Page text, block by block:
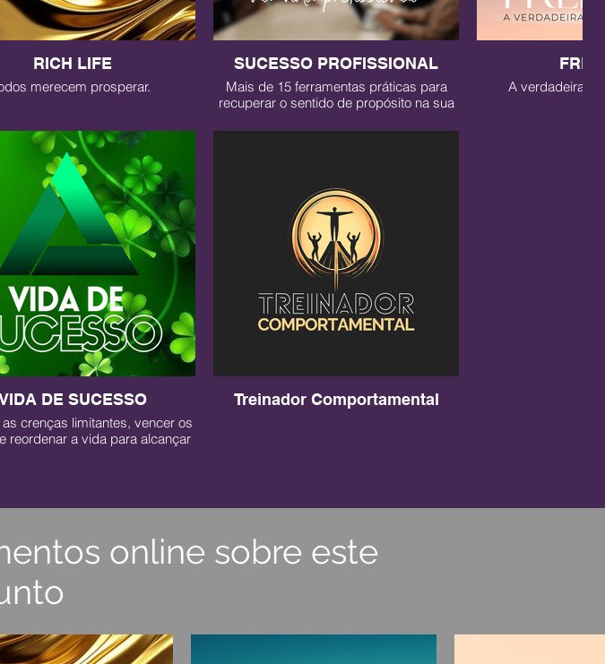
RICH LIFE
merecem prosperar.
SUCESSO PROFISSIONAL
Mais de 15 ferramentas práticas para
recuperar o sentido de propósito na sua
A verdadeira
DE SUCESSO
as crenças limitantes, vencer os
reordenar a vida para alcançar
Treinador Comportamental
online sobre este